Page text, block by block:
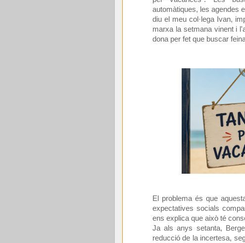
automàtiques, les agendes
diu el meu col·lega Ivan,
marxa la setmana vinent i
dona per fet que buscar
El problema és que
expectatives socials
ens explica que això té
Ja als anys setanta,
reducció de la incertesa,